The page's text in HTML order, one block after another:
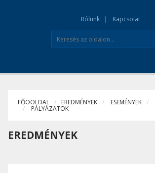
Rólunk Kapcsolat
FŐOOLDAL EREDMÉNYEK ESEMÉNYEK
PÁLYÁZATOK
EREDMÉNYEK